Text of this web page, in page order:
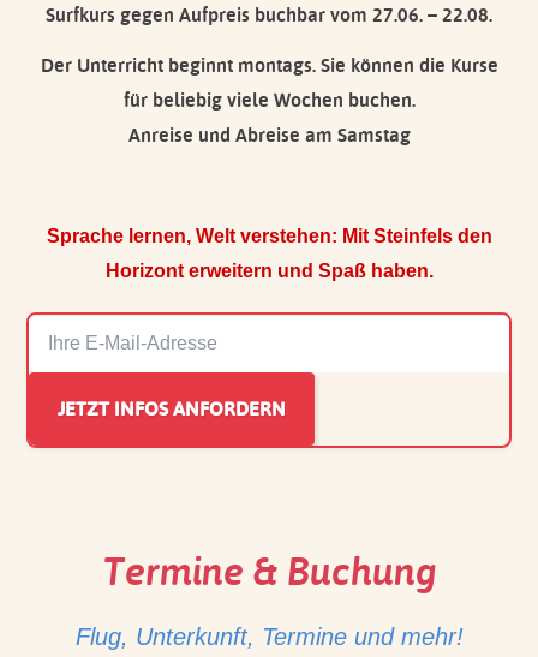
Surfkurs gegen Aufpreis buchbar vom 27.06. – 22.08.
Der Unterricht beginnt montags. Sie können die Kurse
für beliebig viele Wochen buchen.
Anreise und Abreise am Samstag
Sprache lernen, Welt verstehen: Mit Steinfels den
Horizont erweitern und Spaß haben.
Termine & Buchung
Flug, Unterkunft, Termine und mehr!